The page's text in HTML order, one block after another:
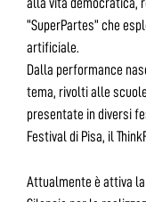
alla vita democratica,
“SuperPartes” che
artificiale.
Dalla performance
tema, rivolti alle
presentate in diversi
Festival di Pisa, il
Attualmente è attiva la